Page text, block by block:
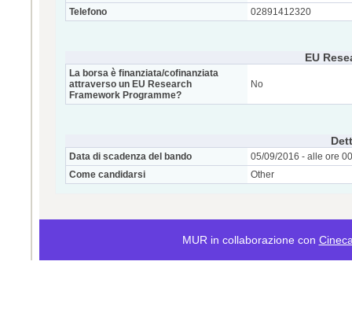
Telefono
02891412320
EU
La borsa è finanziata/cofinanziata
attraverso un EU Research
Framework Programme?
No
Data di scadenza del bando
05/09/2016 - alle ore
Come candidarsi
Other
MUR in collaborazione con